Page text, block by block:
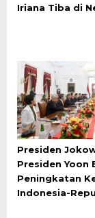
Iriana Tiba di
Presiden
Presiden Yoon
Peningkatan
Indonesia-